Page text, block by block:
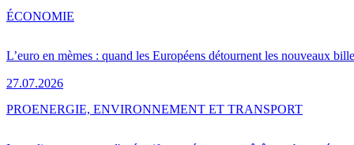
L’euro en mèmes : quand les Européens détournent les nouveaux
27.07.2026
ÉCONOMIE
PROENERGIE, ENVIRONNEMENT ET TRANSPORT